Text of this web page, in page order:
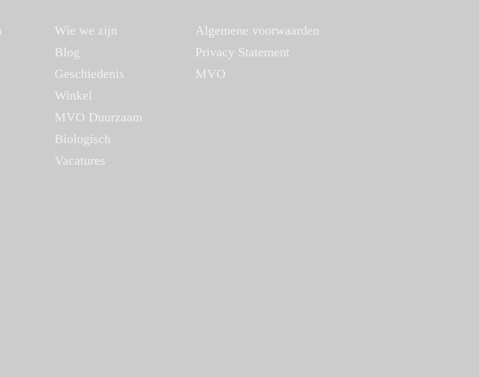
Wie we zijn
Blog
Geschiedenis
Winkel
MVO Duurzaam
Biologisch
Vacatures
Algemene voorwaarden
Privacy Statement
MVO